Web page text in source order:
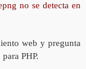
no se detecta en
web y pregunta
PHP.